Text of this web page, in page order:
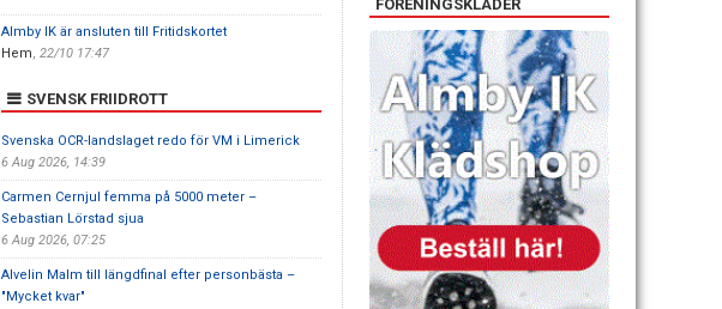
Almby IK är ansluten till Fritidskortet
Hem, 22/10 17:47
SVENSK FRIIDROTT
Svenska OCR-landslaget redo för VM i Limerick
6 Aug 2026, 14:39
Carmen Cernjul femma på 5000 meter –
Sebastian Lörstad sjua
6 Aug 2026, 07:25
Alvelin Malm till längdfinal efter personbästa –
"Mycket kvar"
FÖRENINGSKLÄDER